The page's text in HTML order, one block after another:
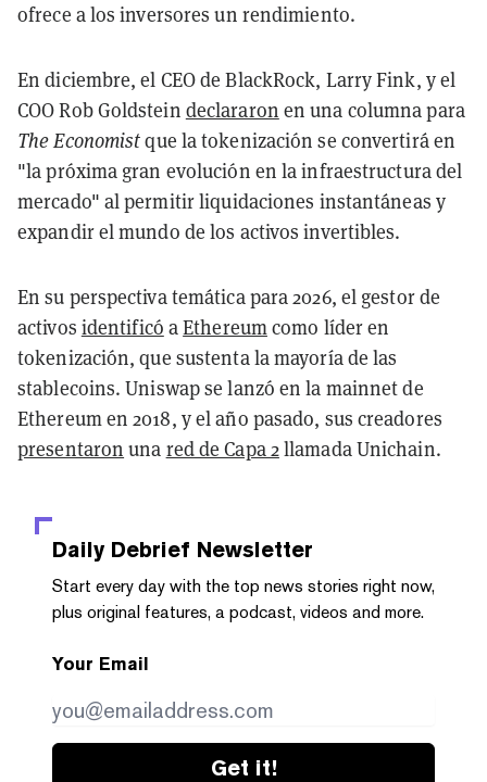
ofrece a los inversores un rendimiento.
En diciembre, el CEO de BlackRock, Larry Fink, y el
COO Rob Goldstein declararon en una columna para
The Economistque la tokenización se convertirá en
"la próxima gran evolución en la infraestructura del
mercado" al permitir liquidaciones instantáneas y
expandir el mundo de los activos invertibles.
En su perspectiva temática para 2026, el gestor de
activos identificó aEthereum como líder en
tokenización, que sustenta la mayoría de las
stablecoins. Uniswap se lanzó en la mainnet de
Ethereum en 2018, y el año pasado, sus creadores
presentaron una red de Capa 2llamada Unichain.
Daily Debrief Newsletter
Start every day with the top news stories right now,
plus original features, a podcast, videos and more.
Your Email
Get it!